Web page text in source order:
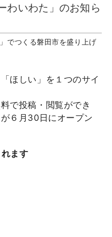
わいわた」のお知ら
でつくる磐田市を盛り上げ
ほしい」を１つのサイ
で投稿・閲覧ができ
６月30日にオープン
ます